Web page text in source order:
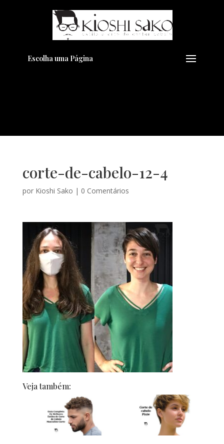
Escolha uma Página
corte-de-cabelo-12-4
por Kioshi Sako | 0 Comentários
Veja também:
Pensando em transformar seu
Visual??